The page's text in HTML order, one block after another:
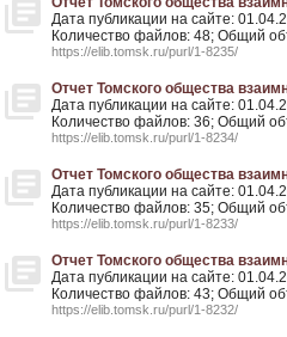
Дата публикации на сайте:
Количество файлов: 48; Общий
https://elib.tomsk.ru/purl/1-8235/
Отчет Томского общества
Дата публикации на сайте:
Количество файлов: 36; Общий
https://elib.tomsk.ru/purl/1-8234/
Отчет Томского общества
Дата публикации на сайте:
Количество файлов: 35; Общий
https://elib.tomsk.ru/purl/1-8233/
Отчет Томского общества
Дата публикации на сайте:
Количество файлов: 43; Общий
https://elib.tomsk.ru/purl/1-8232/